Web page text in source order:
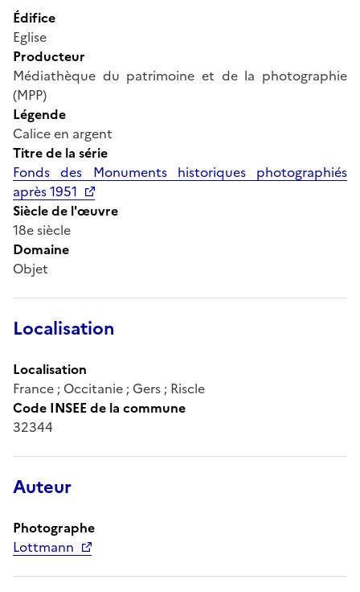
Édifice
Eglise
Producteur
Médiathèque du patrimoine et de la photographie
(MPP)
Légende
Calice en argent
Titre de la série
Fonds des Monuments historiques photographiés
après 1951
Siècle de l'œuvre
18e siècle
Domaine
Objet
Localisation
Localisation
France ; Occitanie ; Gers ; Riscle
Code INSEE de la commune
32344
Auteur
Photographe
Lottmann